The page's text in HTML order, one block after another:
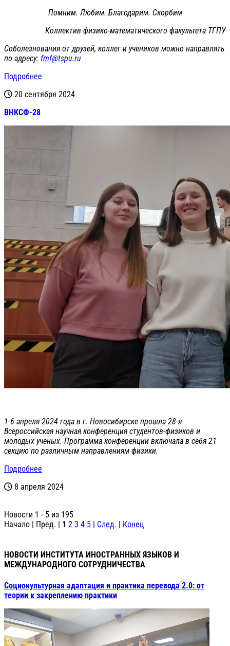
Помним. Любим. Благодарим. Скорбим
Коллектив физико-математического факультета ТГПУ
Соболезнования от друзей, коллег и учеников можно направлять
по адресу: fmf@tspu.ru
Подробнее
20 сентября 2024
ВНКСФ-28
1-6 апреля 2024 года в г. Новосибирске прошла 28-я
Всероссийская научная конференция студентов-физиков и
молодых ученых. Программа конференции включала в себя 21
секцию по различным направлениям физики.
Подробнее
8 апреля 2024
Новости 1 - 5 из 195
Начало | Пред. | 1 2 3 4 5 | След. | Конец
НОВОСТИ ИНСТИТУТА ИНОСТРАННЫХ ЯЗЫКОВ И
МЕЖДУНАРОДНОГО СОТРУДНИЧЕСТВА
Социокультурная адаптация и практика перевода 2.0: от
теории к закреплению практики